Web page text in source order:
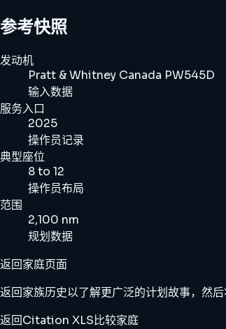
参考快照
发动机
Pratt & Whitney Canada PW545D
输入数据
服务入口
2025
操作员记录
典型座位
8 to 12
操作员布局
范围
2,100 nm
规划数据
返回家庭页面
返回家族历史以了解更广泛的计划故事，然
返回Citation XLS比较家庭